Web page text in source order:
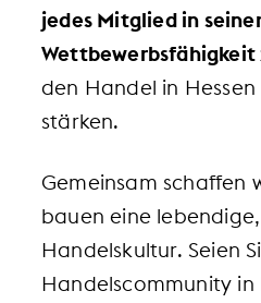
jedes Mitglied in
Wettbewerbsfähigkeit
den Handel in
stärken.
Gemeinsam schaffen
bauen eine
Handelskultur. Seien
Handelscommunity in